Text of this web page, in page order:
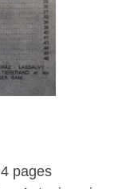
pages